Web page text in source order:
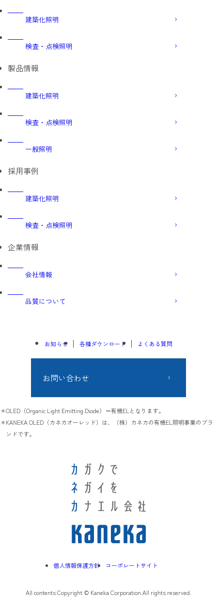
建築化照明
検査・点検照明
製品情報
建築化照明
検査・点検照明
一般照明
採用事例
建築化照明
検査・点検照明
企業情報
会社情報
品質について
お知らせ 各種ダウンロード よくある質問
お問い合わせ
OLED（Organic Light Emitting Diode）＝有機ELとなります。
KANEKA OLED（カネカオーレッド）は、（株）カネカの有機EL照明事業のブラ
ンドです。
個人情報保護方針 コーポレートサイト
All contents Copyright © Kaneka Corporation.All rights reserved.